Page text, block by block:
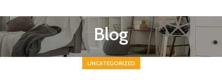
Blog
UNCATEGORIZED